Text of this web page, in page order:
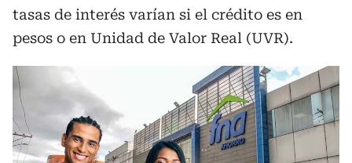
tasas de interés varían si el crédito es en
pesos o en Unidad de Valor Real (UVR).